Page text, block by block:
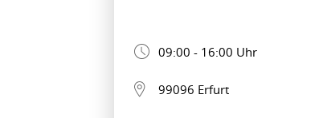
09:00 - 16:00 Uhr
99096 Erfurt